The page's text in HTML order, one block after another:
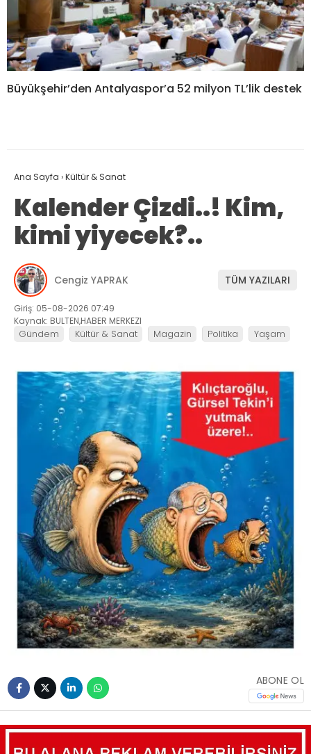
Büyükşehir’den Antalyaspor’a 52 milyon TL’lik destek
Ana Sayfa ›Kültür & Sanat
Kalender Çizdi..! Kim,
kimi yiyecek?..
Cengiz YAPRAK TÜM YAZILARI
Giriş: 05-08-2026 07:49
Kaynak: BULTEN,HABER MERKEZI
Gündem Kültür & Sanat Magazin Politika Yaşam
ABONE OL